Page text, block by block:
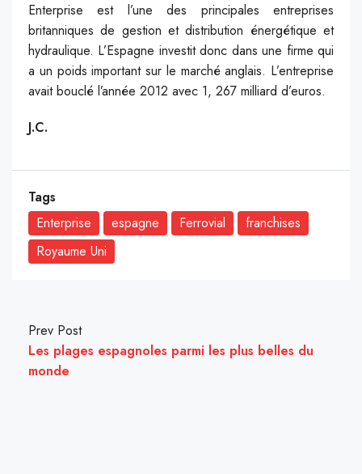
Enterprise est l’une des principales entreprises
britanniques de gestion et distribution énergétique et
hydraulique. L’Espagne investit donc dans une firme qui
a un poids important sur le marché anglais. L’entreprise
avait bouclé l’année 2012 avec 1, 267 milliard d’euros.
J.C.
Tags
Enterprise
espagne Ferrovial
franchises
Royaume Uni
Prev Post
Les plages espagnoles parmi les plus belles du
monde